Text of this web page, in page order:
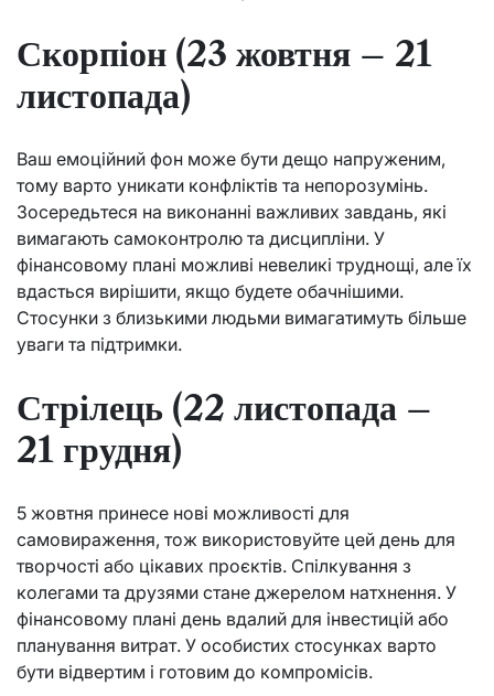
Скорпіон (23 жовтня – 21
листопада)
Ваш емоційний фон може бути дещо напруженим,
тому варто уникати конфліктів та непорозумінь.
Зосередьтеся на виконанні важливих завдань, які
вимагають самоконтролю та дисципліни. У
фінансовому плані можливі невеликі труднощі, але їх
вдасться вирішити, якщо будете обачнішими.
Стосунки з близькими людьми вимагатимуть більше
уваги та підтримки.
Стрілець (22 листопада –
21 грудня)
5 жовтня принесе нові можливості для
самовираження, тож використовуйте цей день для
творчості або цікавих проєктів. Спілкування з
колегами та друзями стане джерелом натхнення. У
фінансовому плані день вдалий для інвестицій або
планування витрат. У особистих стосунках варто
бути відвертим і готовим до компромісів.